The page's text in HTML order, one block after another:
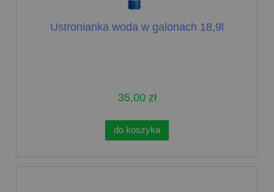
Ustronianka woda w galonach 18,9l
35,00 zł
do koszyka